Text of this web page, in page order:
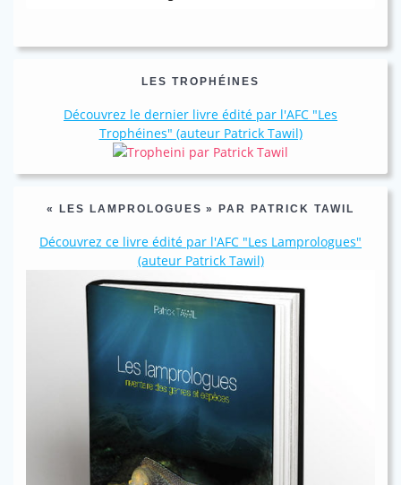
LES TROPHÉINES
Découvrez le dernier livre édité par l'AFC "Les
Trophéines" (auteur Patrick Tawil)
« LES LAMPROLOGUES » PAR PATRICK TAWIL
Découvrez ce livre édité par l'AFC "Les Lamprologues"
(auteur Patrick Tawil)